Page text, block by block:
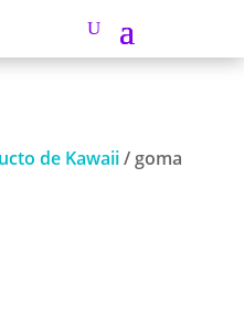
de Kawaii/ goma